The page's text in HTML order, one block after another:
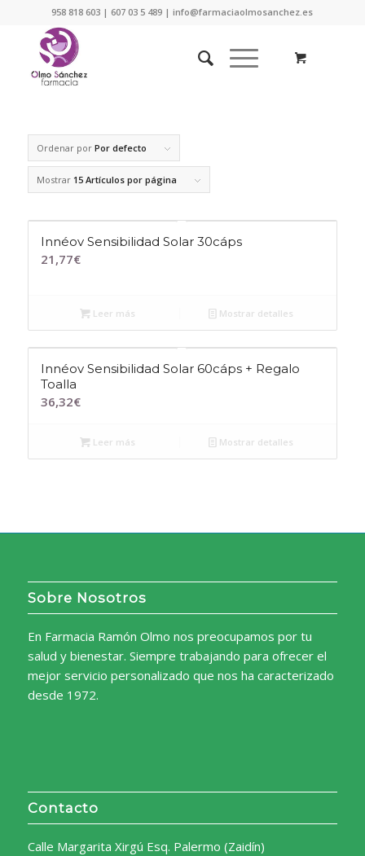
958 818 603 | 607 03 5 489 | info@farmaciaolmosanchez.es
Ordenar por Por defecto
Mostrar 15 Artículos por página
Innéov Sensibilidad Solar 30cáps
21,77€
Leer más Mostrar detalles
Innéov Sensibilidad Solar 60cáps + Regalo
Toalla
36,32€
Leer más Mostrar detalles
Sobre Nosotros
En Farmacia Ramón Olmo nos preocupamos por tu
salud y bienestar. Siempre trabajando para ofrecer el
mejor servicio personalizado que nos ha caracterizado
desde 1972.
Contacto
Calle Margarita Xirgú Esq. Palermo (Zaidín)